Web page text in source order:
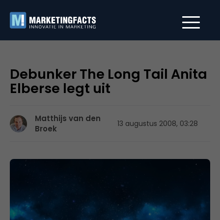
Debunker The Long Tail Anita
Elberse legt uit
Matthijs van den
Broek
13 augustus 2008, 03:28